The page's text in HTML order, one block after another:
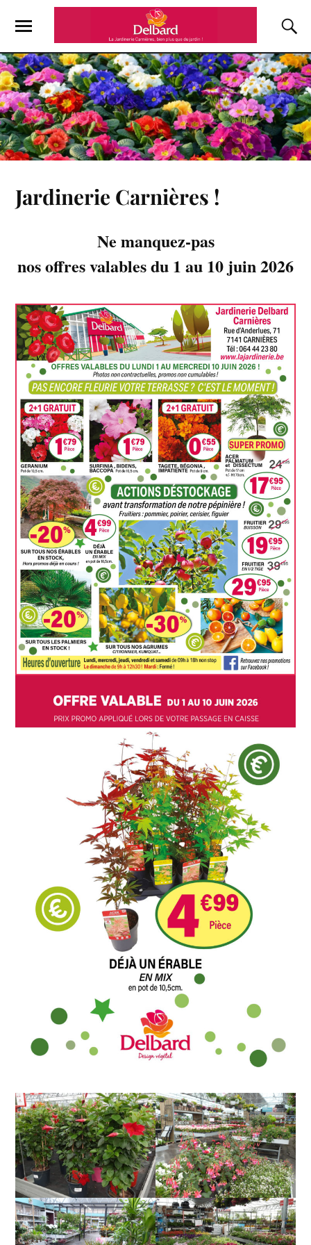
Jardinerie Carnières !
Ne manquez-pas
nos offres valables du 1 au 10 juin 2026